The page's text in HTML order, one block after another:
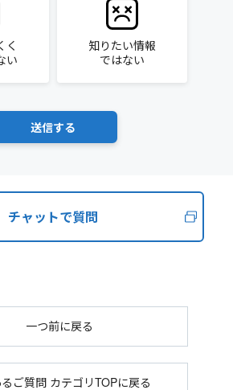
く
い
知りたい情報
ではない
チャットで質問
一つ前に戻る
ご質問 カテゴリTOPに戻る